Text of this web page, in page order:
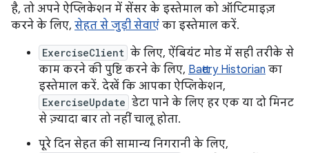
है, तो अपने ऐप्लिकेशन में सेंसर के इस्तेमाल को ऑप्टिमाइज़
करने के लिए, सेहत से जुड़ी सेवाएं का इस्तेमाल करें.
ExerciseClient के लिए, ऐंबियंट मोड में सही तरीके से
काम करने की पुष्टि करने के लिए, Battery Historian का
इस्तेमाल करें. देखें कि आपका ऐप्लिकेशन,
ExerciseUpdate डेटा पाने के लिए हर एक या दो मिनट
से ज़्यादा बार तो नहीं चालू होता.
पूरे दिन सेहत की सामान्य निगरानी के लिए,